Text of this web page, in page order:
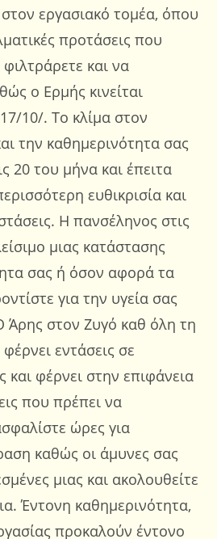
εργασιακό τομέα, όπου
προτάσεις που
και να
ο Ερμής κινείται
10/. Το κλίμα στον
την καθημερινότητα σας
20 του μήνα και έπειτα
ευθικρισία και
Η πανσέληνος στις
μιας κατάστασης
σας ή όσον αφορά τα
για την υγεία σας
Άρης στον Ζυγό καθ όλη τη
εντάσεις σε
και φέρνει στην επιφάνεια
που πρέπει να
ώρες για
καθώς οι άμυνες σας
μιας και ακολουθείτε
Έντονη καθημερινότητα,
προκαλούν έντονο